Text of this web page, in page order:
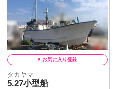
タカヤマ
5.27小型船